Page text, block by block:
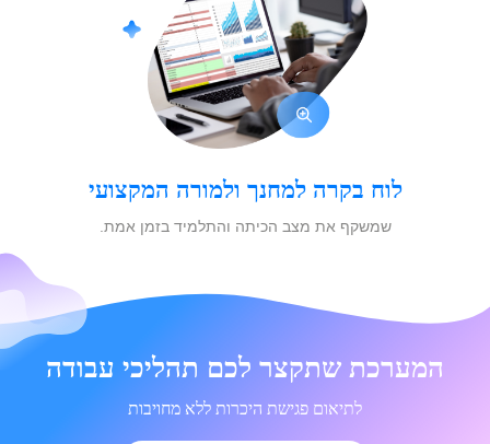
לוח בקרה למחנך ולמורה המקצועי
שמשקף את מצב הכיתה והתלמיד בזמן אמת.
המערכת שתקצר לכם תהליכי עבודה
לתיאום פגישת היכרות ללא מחויבות